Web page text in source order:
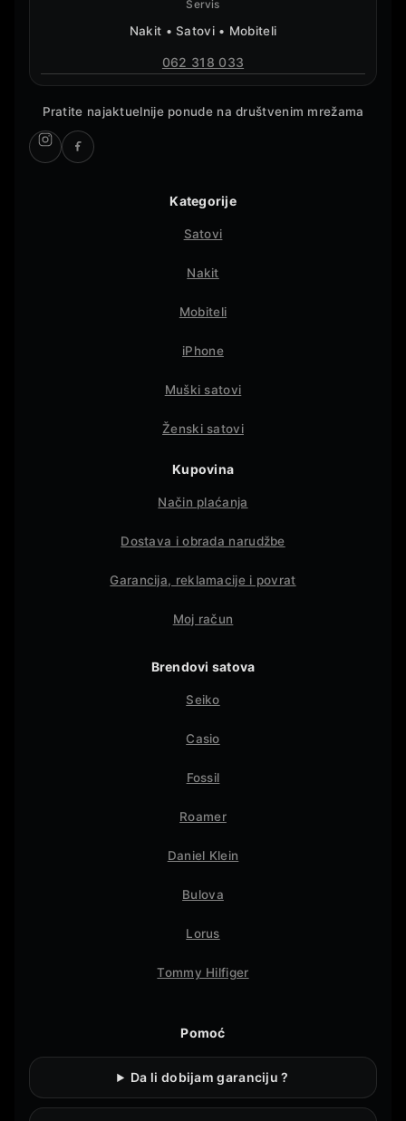
Servis
Nakit • Satovi • Mobiteli
062 318 033
Pratite najaktuelnije ponude na društvenim mrežama
Kategorije
Satovi
Nakit
Mobiteli
iPhone
Muški satovi
Ženski satovi
Kupovina
Način plaćanja
Dostava i obrada narudžbe
Garancija, reklamacije i povrat
Moj račun
Brendovi satova
Seiko
Casio
Fossil
Roamer
Daniel Klein
Bulova
Lorus
Tommy Hilfiger
Pomoć
Da li dobijam garanciju ?